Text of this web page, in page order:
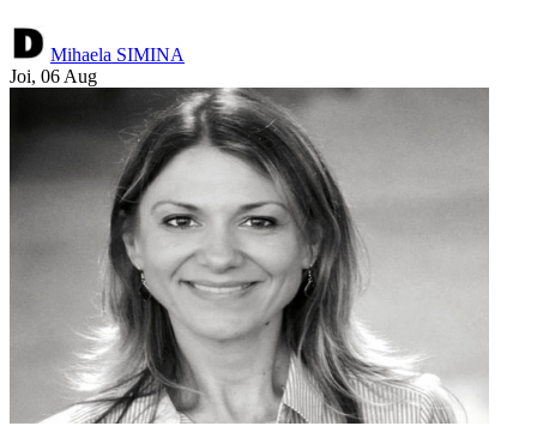
Mihaela SIMINA
Joi, 06 Aug